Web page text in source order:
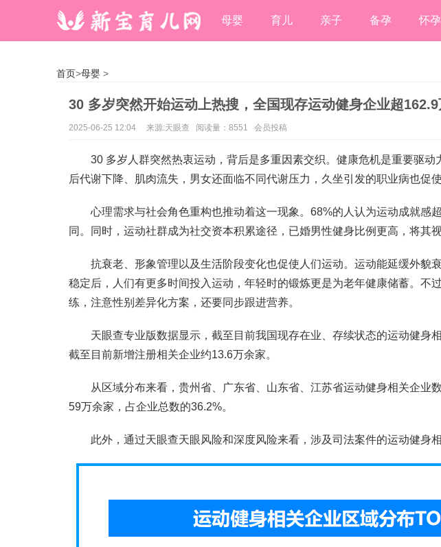
母婴 育儿 亲子 备孕 怀孕
首页>母婴 >
30 多岁突然开始运动上热搜，全国现存运动健身企业超
2025-06-25 12:04 来源:天眼查 阅读量：8551 会员投稿
30 多岁人群突然热衷运动，背后是多重因素交织。健康危机是重要驱
后代谢下降、肌肉流失，男女还面临不同代谢压力，久坐引发的职业病也促
心理需求与社会角色重构也推动着这一现象。68%的人认为运动成就感
同。同时，运动社群成为社交资本积累途径，已婚男性健身比例更高，将其
抗衰老、形象管理以及生活阶段变化也促使人们运动。运动能延缓外貌
稳定后，人们有更多时间投入运动，年轻时的锻炼更是为老年健康储蓄。不
练，注意性别差异化方案，还要同步跟进营养。
天眼查专业版数据显示，截至目前我国现存在业、存续状态的运动健身
截至目前新增注册相关企业约13.6万余家。
从区域分布来看，贵州省、广东省、山东省、江苏省运动健身相关企业
59万余家，占企业总数的36.2%。
此外，通过天眼查天眼风险和深度风险来看，涉及司法案件的运动健身